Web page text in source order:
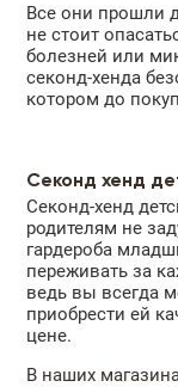
Все они прошли
не стоит
болезней или
секонд-хенда
котором до
Секонд хенд
Секонд-хенд
родителям не
гардероба
переживать за
ведь вы всегда
приобрести ей
цене.
В наших